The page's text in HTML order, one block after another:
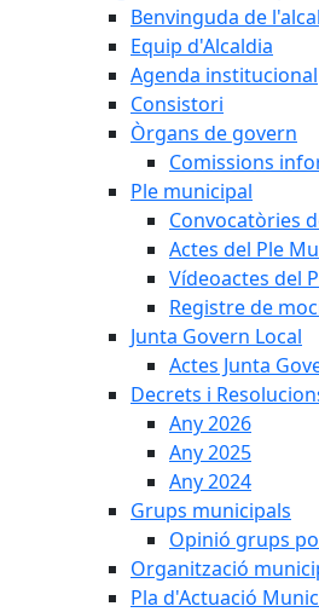
Benvinguda de
Equip d'Alcaldia
Agenda institucional
Consistori
Òrgans de govern
Comissions
Ple municipal
Convocatòries
Actes del Ple
Vídeoactes del
Registre de
Junta Govern Local
Actes Junta
Decrets i
Any 2026
Any 2025
Any 2024
Grups municipals
Opinió grups
Organització
Pla d'Actuació